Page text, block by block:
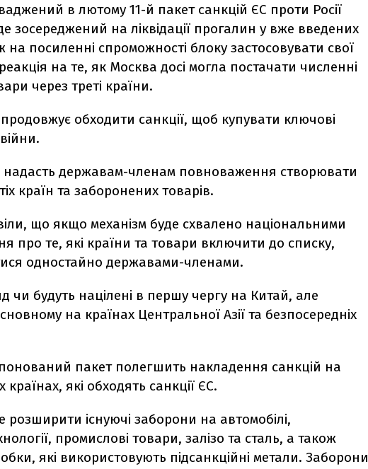
в лютому 11-й пакет санкцій ЄС проти Росії
зосереджений на ліквідації прогалин у вже введених
на посиленні спроможності блоку застосовувати свої
на те, як Москва досі могла постачати численні
через треті країни.
продовжує обходити санкції, щоб купувати ключові
надасть державам-членам повноваження створювати
країн та заборонених товарів.
що якщо механізм буде схвалено національними
про те, які країни та товари включити до списку,
одностайно державами-членами.
чи будуть націлені в першу чергу на Китай, але
на країнах Центральної Азії та безпосередніх
пакет полегшить накладення санкцій на
країнах, які обходять санкції ЄС.
розширити існуючі заборони на автомобілі,
промислові товари, залізо та сталь, а також
які використовують підсанкційні метали. Заборони